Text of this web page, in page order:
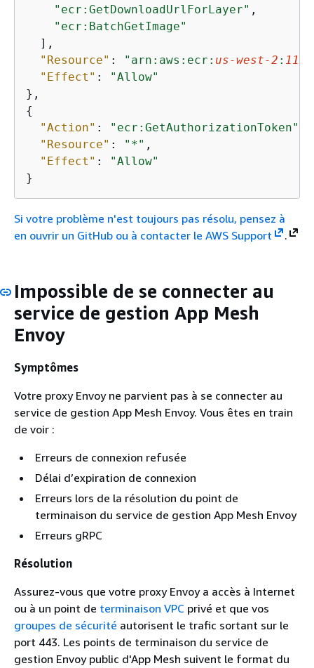
"ecr:GetDownloadUrlForLayer" ,
"ecr:BatchGetImage"
  ],
"Resource" : "arn:aws:ecr: us-west-2 :
"Effect" :
"Allow"
{
"Action" : "ecr:GetAuthorizationToken"
"Resource" : "*" ,
"Effect" :
"Allow"
}
Si votre problème n'est toujours pas résolu, pensez à
en ouvrir un GitHub ou à contacter le AWS Support .
Impossible de se connecter au
service de gestion App Mesh
Envoy
Symptômes
Votre proxy Envoy ne parvient pas à se connecter au
service de gestion App Mesh Envoy. Vous êtes en train
de voir :
Erreurs de connexion refusée
Délai d’expiration de connexion
Erreurs lors de la résolution du point de
terminaison du service de gestion App Mesh Envoy
Erreurs gRPC
Résolution
Assurez-vous que votre proxy Envoy a accès à Internet
ou à un point de terminaison VPC privé et que vos
groupes de sécurité autorisent le trafic sortant sur le
port 443. Les points de terminaison du service de
gestion Envoy public d'App Mesh suivent le format du